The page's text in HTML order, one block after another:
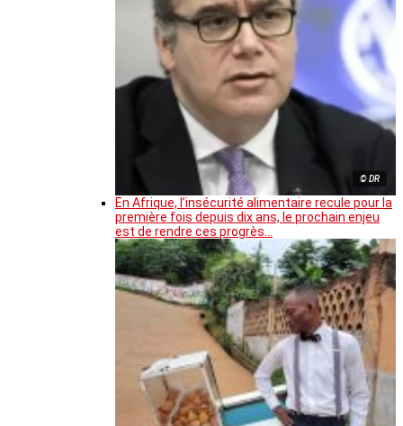
© DR
En Afrique, l’insécurité alimentaire recule pour la
première fois depuis dix ans, le prochain enjeu
est de rendre ces progrès…